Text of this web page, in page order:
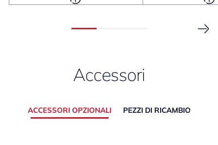
Accessori
ACCESSORI OPZIONALI PEZZI DI RICAMBIO